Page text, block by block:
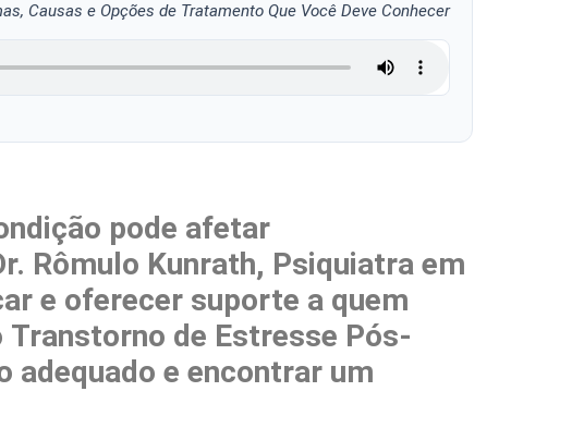
Causas e Opções de Tratamento Que Você Deve Conhecer
pode afetar
Rômulo Kunrath, Psiquiatra em
e oferecer suporte a quem
de Estresse Pós-
e encontrar um